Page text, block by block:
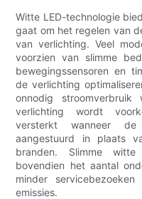
Witte LED-technologie
gaat om het regelen van
van verlichting. Veel
voorzien van slimme
bewegingssensoren en
de verlichting
onnodig
verlichting wordt
versterkt wanneer
aangestuurd in plaats
branden. Slimme witte
bovendien het aantal
minder
emissies.